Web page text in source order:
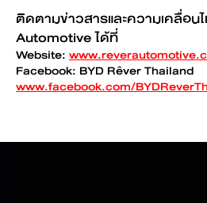
ติดตามข่าวสารและความเคลื่อน
Automotive ได้ที่
Website:
Facebook: BYD Rêver Thailand
www.facebook.com/